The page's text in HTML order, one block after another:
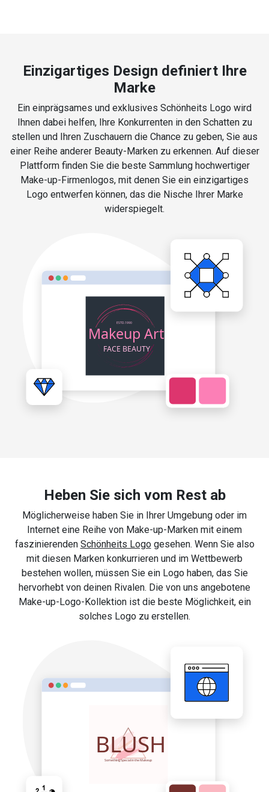
Einzigartiges Design definiert Ihre
Marke
Ein einprägsames und exklusives Schönheits Logo wird
Ihnen dabei helfen, Ihre Konkurrenten in den Schatten zu
stellen und Ihren Zuschauern die Chance zu geben, Sie aus
einer Reihe anderer Beauty-Marken zu erkennen. Auf dieser
Plattform finden Sie die beste Sammlung hochwertiger
Make-up-Firmenlogos, mit denen Sie ein einzigartiges
Logo entwerfen können, das die Nische Ihrer Marke
widerspiegelt.
Heben Sie sich vom Rest ab
Möglicherweise haben Sie in Ihrer Umgebung oder im
Internet eine Reihe von Make-up-Marken mit einem
faszinierenden Schönheits Logogesehen. Wenn Sie also
mit diesen Marken konkurrieren und im Wettbewerb
bestehen wollen, müssen Sie ein Logo haben, das Sie
hervorhebt von deinen Rivalen. Die von uns angebotene
Make-up-Logo-Kollektion ist die beste Möglichkeit, ein
solches Logo zu erstellen.